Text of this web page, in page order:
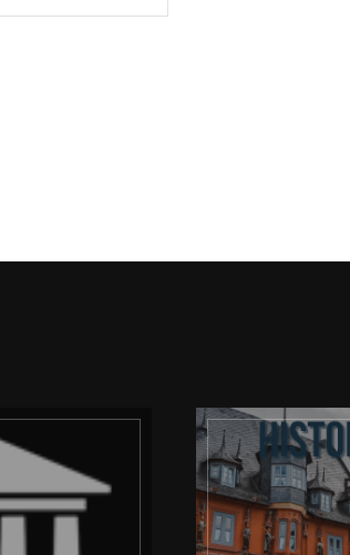
Internetowa: